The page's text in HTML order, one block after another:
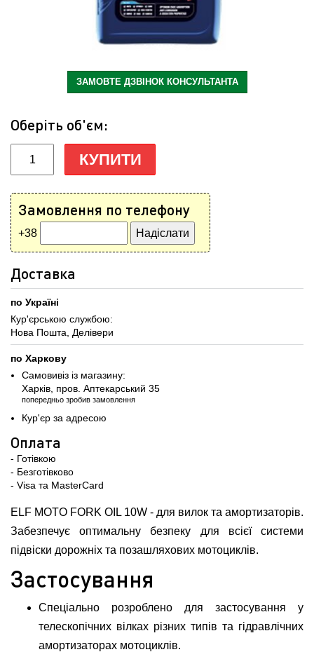
ЗАМОВТЕ ДЗВІНОК КОНСУЛЬТАНТА
Оберіть об'єм:
КУПИТИ
Замовлення по телефону
+38
Доставка
по Україні
Кур'єрською службою:
Нова Пошта, Делівери
по Харкову
Самовивіз із магазину:
Харків, пров. Аптекарський 35
попередньо зробив замовлення
Кур'єр за адресою
Оплата
- Готівкою
- Безготівково
- Visa та MasterCard
ELF MOTO FORK OIL 10W - для вилок та амортизаторів.
Забезпечує оптимальну безпеку для всієї системи
підвіски дорожніх та позашляхових мотоциклів.
Застосування
Спеціально розроблено для застосування у
телескопічних вілках різних типів та гідравлічних
амортизаторах мотоциклів.